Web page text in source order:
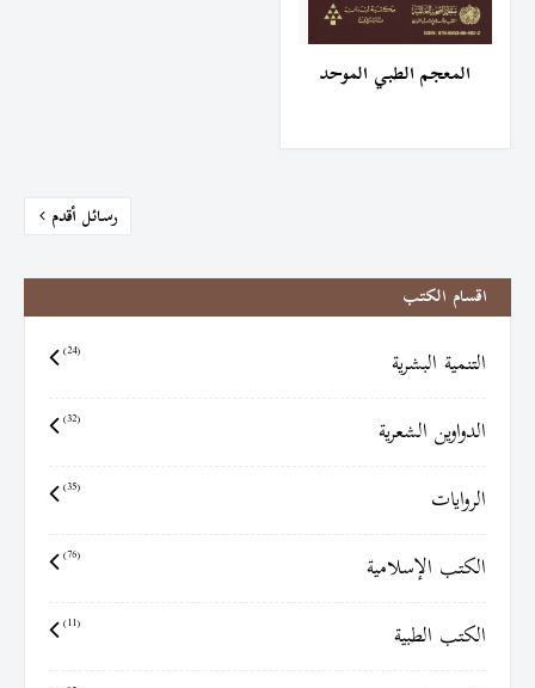
المعجم الطبي الموحد
رسائل أقدم
اقسام الكتب
التنمية البشرية (24)
الدواوين الشعرية (32)
الروايات (35)
الكتب الإسلامية (76)
الكتب الطبية (11)